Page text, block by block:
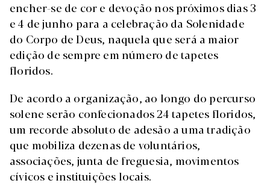
encher-se de cor e devoção nos próximos dias 3
e 4 de junho para a celebração da Solenidade
do Corpo de Deus, naquela que será a maior
edição de sempre em número de tapetes
floridos.
De acordo a organização, ao longo do percurso
solene serão confecionados 24 tapetes floridos,
um recorde absoluto de adesão a uma tradição
que mobiliza dezenas de voluntários,
associações, junta de freguesia, movimentos
cívicos e instituições locais.